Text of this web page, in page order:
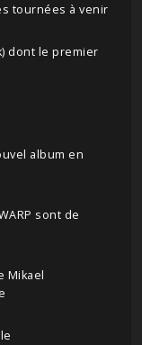
tournées à venir
dont le premier
album en
sont de
Mikael